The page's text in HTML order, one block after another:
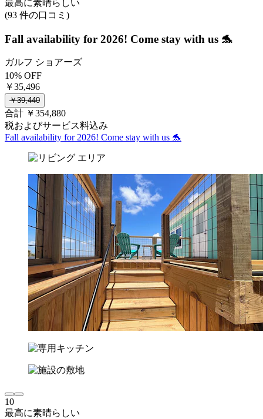
最高に素晴らしい
(93 件の口コミ)
Fall availability for 2026! Come stay with us 🐬
ガルフ ショアーズ
10% OFF
￥35,496
￥39,440
合計 ￥354,880
税およびサービス料込み
Fall availability for 2026! Come stay with us 🐬
10
最高に素晴らしい